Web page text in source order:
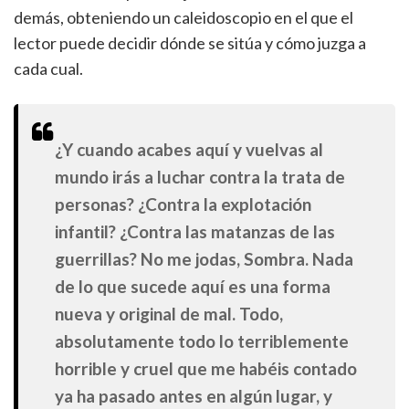
demás, obteniendo un caleidoscopio en el que el
lector puede decidir dónde se sitúa y cómo juzga a
cada cual.
¿Y cuando acabes aquí y vuelvas al
mundo irás a luchar contra la trata de
personas? ¿Contra la explotación
infantil? ¿Contra las matanzas de las
guerrillas? No me jodas, Sombra. Nada
de lo que sucede aquí es una forma
nueva y original de mal. Todo,
absolutamente todo lo terriblemente
horrible y cruel que me habéis contado
ya ha pasado antes en algún lugar, y